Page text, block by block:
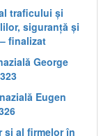
traficului și
siguranță și
finalizat
George
Eugen
și al firmelor în